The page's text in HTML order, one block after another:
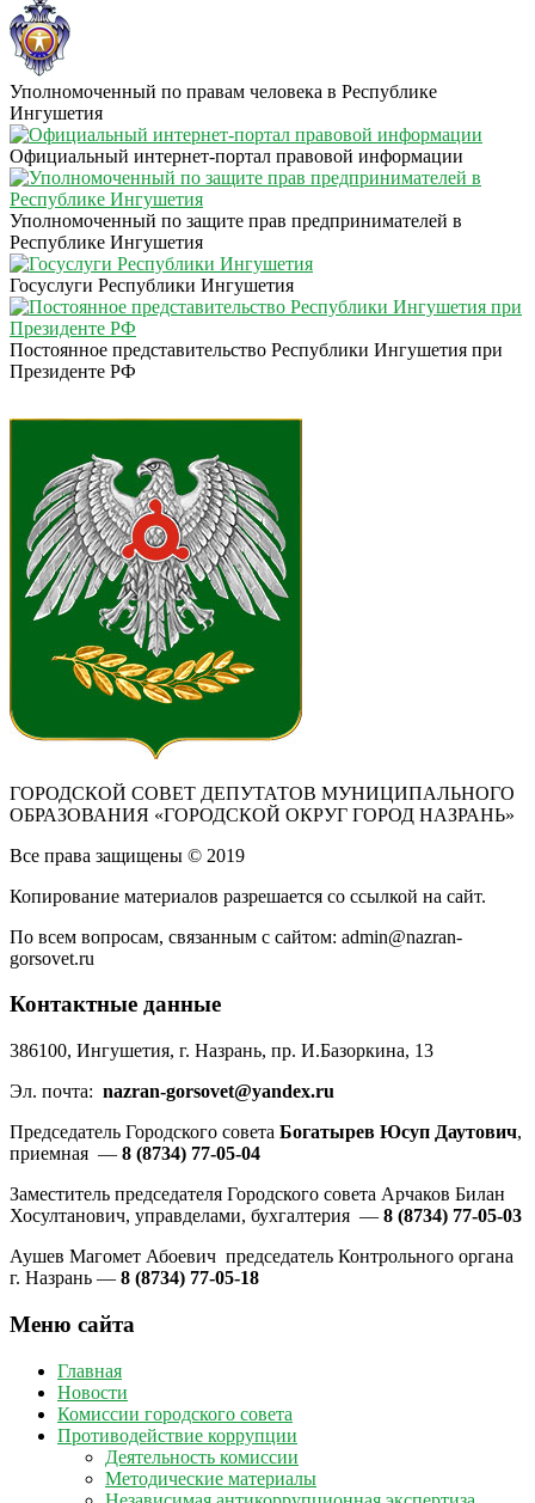
Уполномоченный по правам человека в Республике
Ингушетия
Официальный интернет-портал правовой информации
Уполномоченный по защите прав предпринимателей в
Республике Ингушетия
Госуслуги Республики Ингушетия
Постоянное представительство Республики Ингушетия при
Президенте РФ
ГОРОДСКОЙ СОВЕТ ДЕПУТАТОВ МУНИЦИПАЛЬНОГО
ОБРАЗОВАНИЯ «ГОРОДСКОЙ ОКРУГ ГОРОД НАЗРАНЬ»
Все права защищены © 2019
Копирование материалов разрешается со ссылкой на сайт.
По всем вопросам, связанным с сайтом: admin@nazran-
gorsovet.ru
Контактные данные
386100, Ингушетия, г. Назрань, пр. И.Базоркина, 13
Эл. почта: nazran-gorsovet@yandex.ru
Председатель Городского совета Богатырев Юсуп Даутович,
приемная — 8 (8734) 77-05-04
Заместитель председателя Городского совета Арчаков Билан
Хосултанович, управделами, бухгалтерия — 8 (8734) 77-05-03
Аушев Магомет Абоевич председатель Контрольного органа
г. Назрань — 8 (8734) 77-05-18
Меню сайта
Главная
Новости
Комиссии городского совета
Противодействие коррупции
Деятельность комиссии
Методические материалы